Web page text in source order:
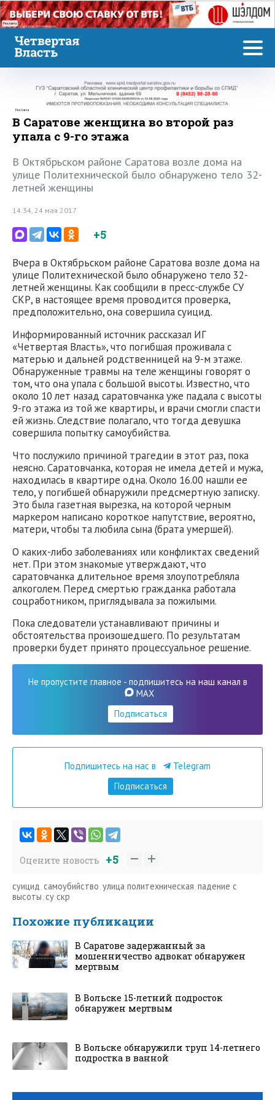
Реклама
Реклама
В Саратове женщина во второй раз
упала с 9-го этажа
В Октябрьском районе Саратова возле дома на
улице Политехнической было обнаружено тело 32-
летней женщины
14:34, 24 мая 2017
+5
Вчера в Октябрьском районе Саратова возле дома на
улице Политехнической было обнаружено тело 32-
летней женщины. Как сообщили в пресс-службе СУ
СКР, в настоящее время проводится проверка,
предположительно, она совершила суицид.
Информированный источник рассказал ИГ
«Четвертая Власть», что погибшая проживала с
матерью и дальней родственницей на 9-м этаже.
Обнаруженные травмы на теле женщины говорят о
том, что она упала с большой высоты. Известно, что
около 10 лет назад саратовчанка уже падала с высоты
9-го этажа из той же квартиры, и врачи смогли спасти
ей жизнь. Следствие полагало, что тогда девушка
совершила попытку самоубийства.
Что послужило причиной трагедии в этот раз, пока
неясно. Саратовчанка, которая не имела детей и мужа,
находилась в квартире одна. Около 16.00 нашли ее
тело, у погибшей обнаружили предсмертную записку.
Это была газетная вырезка, на которой черным
маркером написано короткое напутствие, вероятно,
матери, чтобы та любила сына (брата умершей).
О каких-либо заболеваниях или конфликтах сведений
нет. При этом знакомые утверждают, что
саратовчанка длительное время злоупотребляла
алкоголем. Перед смертью гражданка работала
соцработником, приглядывала за пожилыми.
Пока следователи устанавливают причины и
обстоятельства произошедшего. По результатам
проверки будет принято процессуальное решение.
Не пропустите главное - подпишитесь на наш канал в
MAX
Подписаться
Подпишитесь на нас в
Telegram
Подписаться
Оцените новость +5
суицид самоубийство улица политехническая падение с
высоты су скр
Похожие публикации
В Саратове задержанный за
мошенничество адвокат обнаружен
мертвым
В Вольске 15-летний подросток
обнаружен мертвым
В Вольске обнаружили труп 14-летнего
подростка в ванной